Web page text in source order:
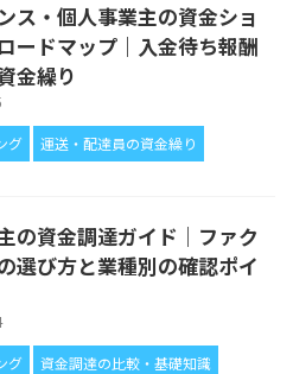
ス・個人事業主の資金ショ
ードマップ｜入金待ち報酬
金繰り
グ 運送・配達員の資金繰り
の資金調達ガイド｜ファク
選び方と業種別の確認ポイ
グ 資金調達の比較・基礎知識